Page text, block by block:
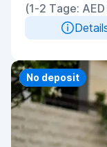
(1-2 Tage:
Priority
No deposit